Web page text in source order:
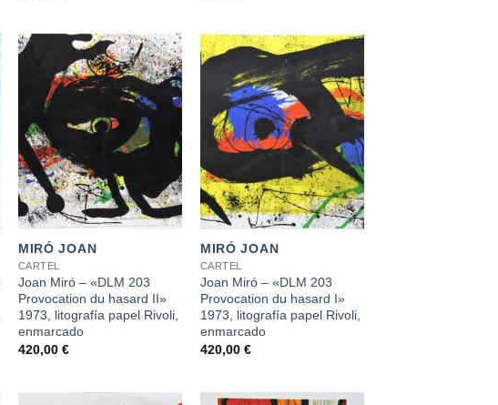
+
MIRÓ JOAN
CARTEL
Joan Miró – «DLM 203
Provocation du hasard II»
1973, litografía papel Rivoli,
enmarcado
420,00 €
+
MIRÓ JOAN
CARTEL
Joan Miró – «DLM 203
Provocation du hasard I»
1973, litografía papel Rivoli,
enmarcado
420,00 €